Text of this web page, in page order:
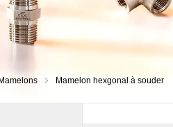
Mamelons Mamelon hexgonal à souder